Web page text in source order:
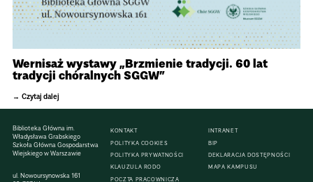
Wernisaż wystawy „Brzmienie tradycji. 60 lat
tradycji chóralnych SGGW”
Czytaj dalej
Biblioteka Główna im.
Władysława Grabskiego
Szkoła Główna Gospodarstwa
Wiejskiego w Warszawie
ul. Nowoursynowska 161
KONTAKT
POLITYKA COOKIES
POLITYKA PRYWATNOŚCI
KLAUZULA RODO
POCZTA PRACOWNICZA
INTRANET
BIP
DEKLARACJA DOSTĘPNOŚCI
MAPA KAMPUSU